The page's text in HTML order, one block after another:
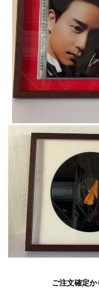
ご注文確定